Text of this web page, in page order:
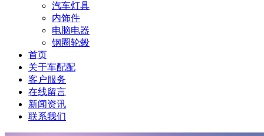
汽车灯具
内饰件
电脑电器
钢圈轮毂
首页
关于车配配
客户服务
在线留言
新闻资讯
联系我们